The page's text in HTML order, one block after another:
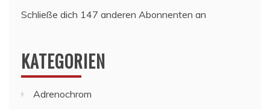
Schließe dich 147 anderen Abonnenten an
KATEGORIEN
Adrenochrom